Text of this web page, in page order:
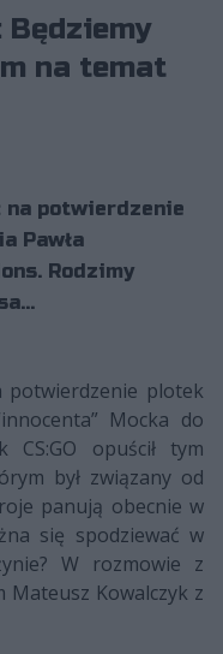
Będziemy
na temat
na potwierdzenie
Pawła
Rodzimy
potwierdzenie plotek
Mocka do
CS:GO opuścił tym
był związany od
panują obecnie w
się spodziewać w
W rozmowie z
Mateusz Kowalczyk z